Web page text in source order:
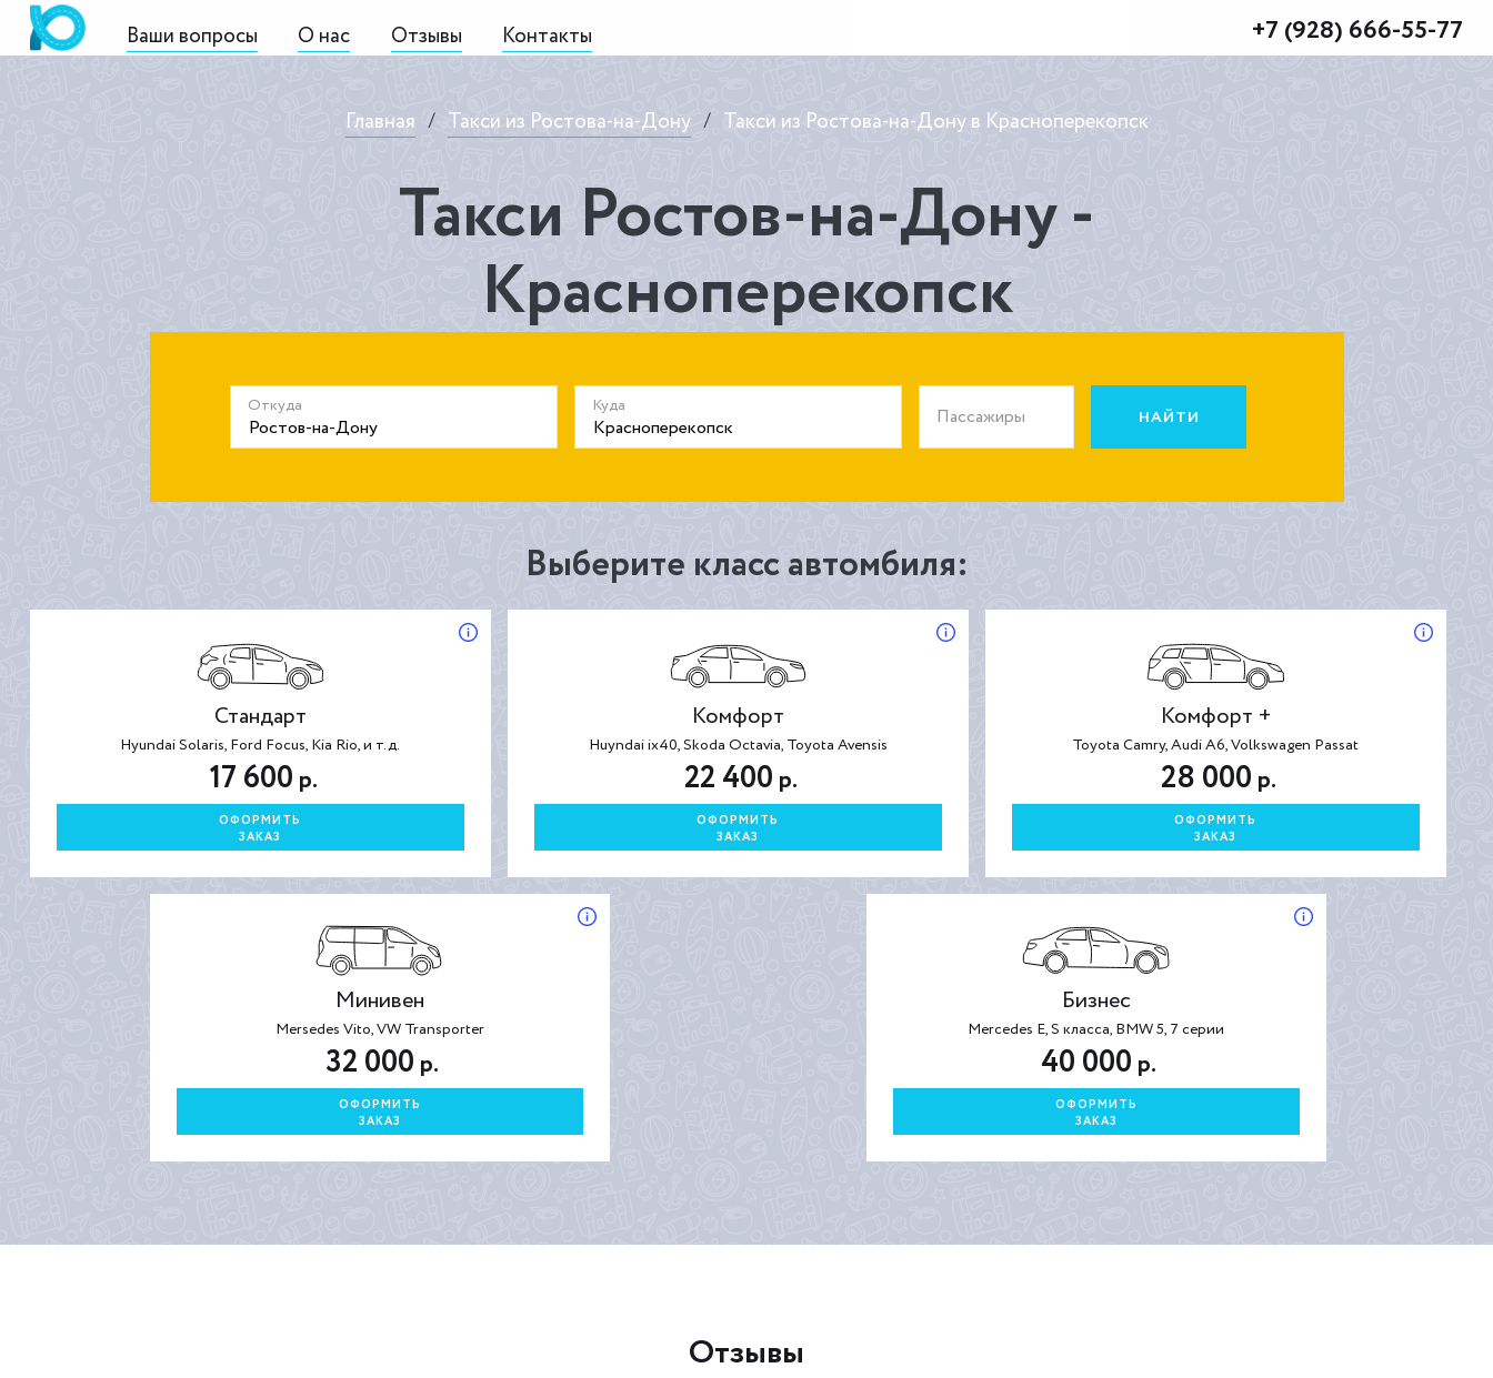
Ваши вопросы О нас Отзывы Контакты +7 (928) 666-55-77
Главная / Такси из Ростова-на-Дону / Такси из Ростова-на-Дону в Красноперекопск
Такси Ростов-на-Дону -
Красноперекопск
Откуда Куда Пассажиры НАЙТИ
Выберите класс автомбиля:
Стандарт
Hyundai Solaris, Ford Focus, Kia Rio, и т.д.
17 600 р.
ОФОРМИТЬ
ЗАКАЗ
Комфорт
Huyndai ix40, Skoda Octavia, Toyota Avensis
22 400 р.
ОФОРМИТЬ
ЗАКАЗ
Комфорт +
Toyota Camry, Audi A6, Volkswagen Passat
28 000 р.
ОФОРМИТЬ
ЗАКАЗ
Минивен
Mersedes Vito, VW Transporter
32 000 р.
ОФОРМИТЬ
ЗАКАЗ
Бизнес
Mercedes E, S класса, BMW 5, 7 серии
40 000 р.
ОФОРМИТЬ
ЗАКАЗ
Отзывы